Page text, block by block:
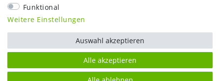
Funktional
Weitere Einstellungen
Alle akzeptieren
Auswahl akzeptieren